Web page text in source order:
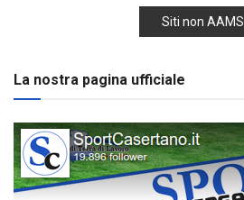
Siti non AAMS
La nostra pagina ufficiale